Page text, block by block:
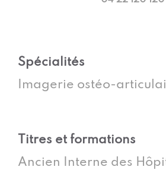
Spécialités
Imagerie ostéo-
Titres et formations
Ancien Interne des